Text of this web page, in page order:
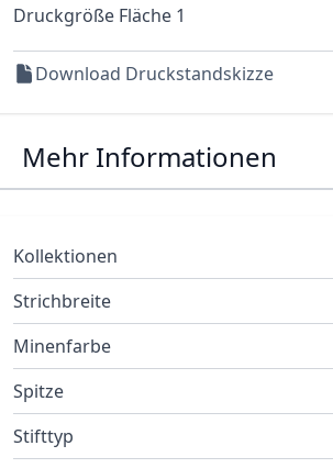
Druckgröße Fläche 1
Download Druckstandskizze
Mehr Informationen
Kollektionen
Strichbreite
Minenfarbe
Spitze
Stifttyp